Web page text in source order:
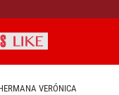
VERÓNICA